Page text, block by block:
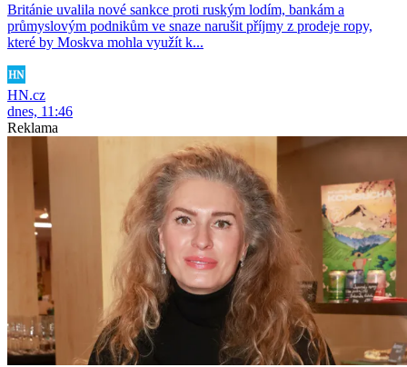
Británie uvalila nové sankce proti ruským lodím, bankám a
průmyslovým podnikům ve snaze narušit příjmy z prodeje ropy,
které by Moskva mohla využít k...
HN.cz
dnes, 11:46
Reklama